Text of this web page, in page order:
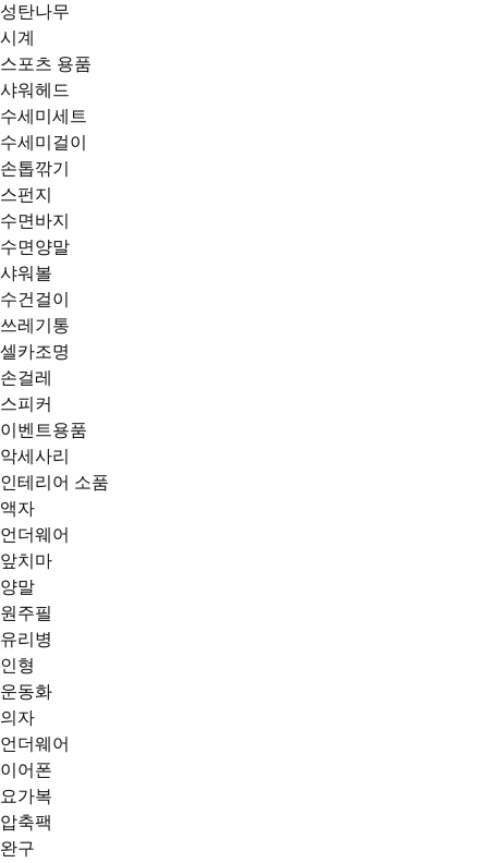
성탄나무
시계
스포츠 용품
샤워헤드
수세미세트
수세미걸이
손톱깎기
스펀지
수면바지
수면양말
샤워볼
수건걸이
쓰레기통
셀카조명
손걸레
스피커
이벤트용품
악세사리
인테리어 소품
액자
언더웨어
앞치마
양말
원주필
유리병
인형
운동화
의자
언더웨어
이어폰
요가복
압축팩
완구